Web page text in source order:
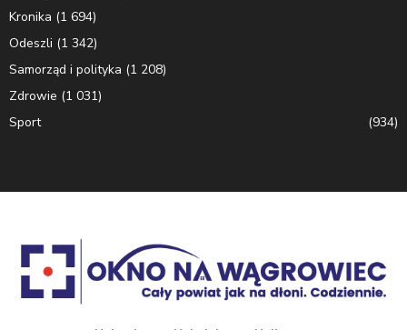
Kronika (1 694)
Odeszli (1 342)
Samorząd i polityka (1 208)
Zdrowie (1 031)
Sport
(934)